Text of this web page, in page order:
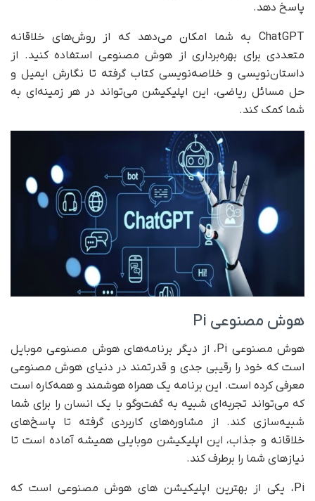
پاسخ دهد.
ChatGPT به شما امکان می‌دهد که از روش‌های خلاقانه
متعددی برای بهره‌برداری از هوش مصنوعی استفاده کنید. از
داستان‌نویسی و خلاصه‌نویسی کتاب گرفته تا نگارش ایمیل و
حل مسائل ریاضی، این اپلیکیشن می‌تواند در هر زمینه‌ای به
شما کمک کند.
هوش مصنوعی Pi
هوش مصنوعی Pi، از دیگر برنامه‌های هوش مصنوعی موبایل
است که خود را رقیبی جدی و قدرتمند در دنیای هوش مصنوعی
معرفی کرده است. این برنامه یک همراه هوشمند و همه‌کاره است
که می‌تواند تجربه‌ای شبیه به گفت‌وگو با یک انسان را برای شما
شبیه‌سازی کند. از مشاوره‌های کاربردی گرفته تا پاسخ‌های
خلاقانه و جذاب، این اپلیکیشن موبایلی همیشه آماده است تا
نیازهای شما را برطرف کند.
Pi، یکی از بهترین اپلیکیشن های هوش مصنوعی است که